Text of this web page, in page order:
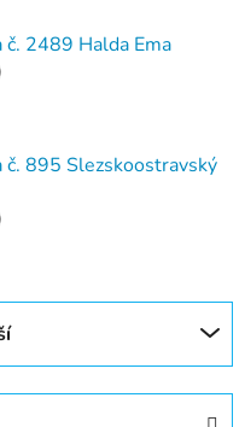
č. 2489 Halda Ema
č. 895 Slezskoostravský